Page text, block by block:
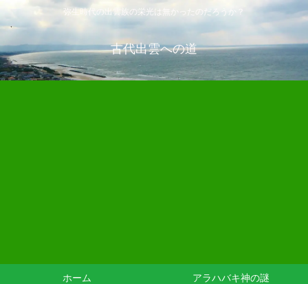
弥生時代の出雲族の栄光は無かったのだろうか？
古代出雲への道
ホーム アラハバキ神の謎